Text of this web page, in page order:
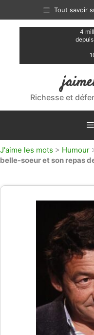
contenu
Tout savoir
4
Richesse et
J'aime les mots > Humour
belle-soeur et son repas